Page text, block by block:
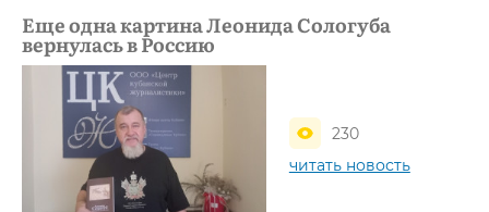
Еще одна картина Леонида Сологуба
вернулась в Россию
230
читать новость